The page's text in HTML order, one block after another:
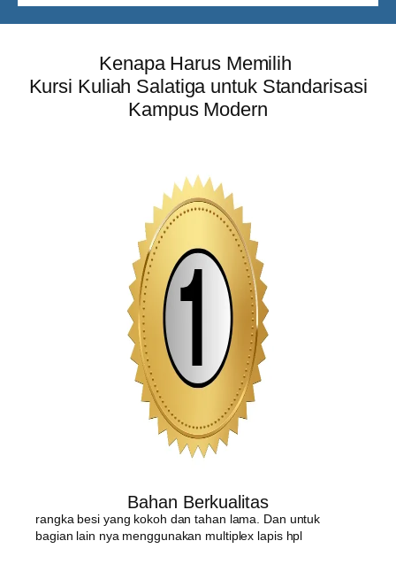
Kenapa Harus Memilih
Kursi Kuliah Salatiga untuk Standarisasi
Kampus Modern
Bahan Berkualitas
rangka besi yang kokoh dan tahan lama. Dan untuk
bagian lain nya menggunakan multiplex lapis hpl